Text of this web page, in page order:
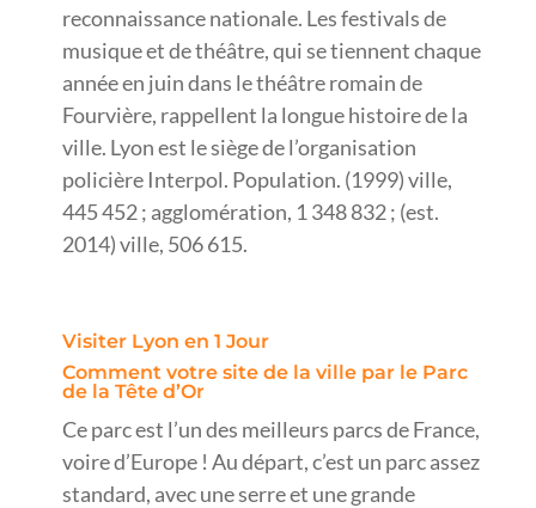
reconnaissance nationale. Les festivals de
musique et de théâtre, qui se tiennent chaque
année en juin dans le théâtre romain de
Fourvière, rappellent la longue histoire de la
ville. Lyon est le siège de l’organisation
policière Interpol. Population. (1999) ville,
445 452 ; agglomération, 1 348 832 ; (est.
2014) ville, 506 615.
Visiter Lyon en 1 Jour
Comment votre site de la ville par le Parc
de la Tête d’Or
Ce parc est l’un des meilleurs parcs de France,
voire d’Europe ! Au départ, c’est un parc assez
standard, avec une serre et une grande